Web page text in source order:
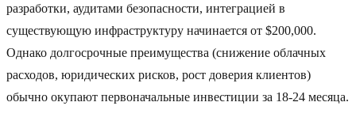
разработки, аудитами безопасности, интеграцией в
существующую инфраструктуру начинается от $200,000.
Однако долгосрочные преимущества (снижение облачных
расходов, юридических рисков, рост доверия клиентов)
обычно окупают первоначальные инвестиции за 18-24 месяца.